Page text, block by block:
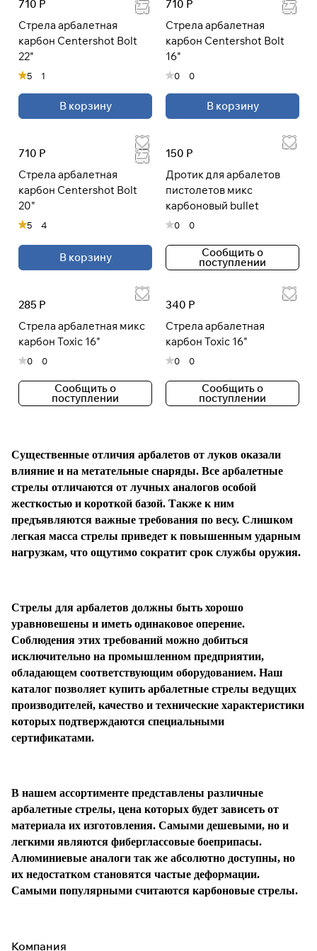
710 Р
Стрела арбалетная
карбон Centershot Bolt
22"
5 1
В корзину
710 Р
Стрела арбалетная
карбон Centershot Bolt
16"
0 0
В корзину
710 Р
Стрела арбалетная
карбон Centershot Bolt
20"
5 4
В корзину
150 Р
Дротик для арбалетов
пистолетов микс
карбоновый bullet
0 0
Сообщить о
поступлении
285 Р
Стрела арбалетная микс
карбон Toxic 16"
0 0
Сообщить о
поступлении
340 Р
Стрела арбалетная
карбон Toxic 16"
0 0
Сообщить о
поступлении
Существенные отличия арбалетов от луков оказали
влияние и на метательные снаряды. Все арбалетные
стрелы отличаются от лучных аналогов особой
жесткостью и короткой базой. Также к ним
предъявляются важные требования по весу. Слишком
легкая масса стрелы приведет к повышенным ударным
нагрузкам, что ощутимо сократит срок службы оружия.
Стрелы для арбалетов должны быть хорошо
уравновешены и иметь одинаковое оперение.
Соблюдения этих требований можно добиться
исключительно на промышленном предприятии,
обладающем соответствующим оборудованием. Наш
каталог позволяет купить арбалетные стрелы ведущих
производителей, качество и технические характеристики
которых подтверждаются специальными
сертификатами.
В нашем ассортименте представлены различные
арбалетные стрелы, цена которых будет зависеть от
материала их изготовления. Самыми дешевыми, но и
легкими являются фиберглассовые боеприпасы.
Алюминиевые аналоги так же абсолютно доступны, но
их недостатком становятся частые деформации.
Самыми популярными считаются карбоновые стрелы.
Подробнее
раз в 2 недели
8 800 302-02-51
plait.ru
Компания